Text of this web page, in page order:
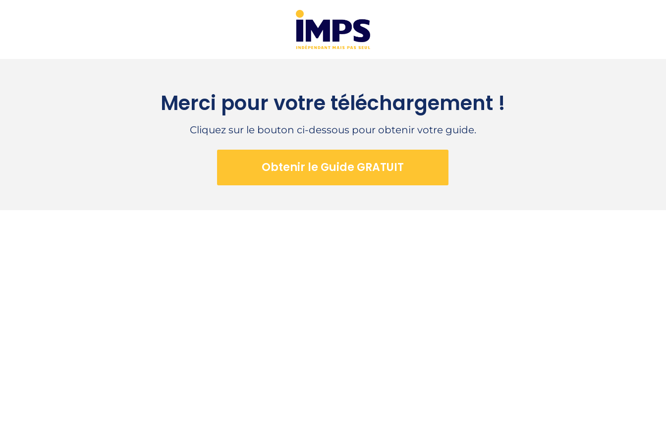
Merci pour votre téléchargement !
Cliquez sur le bouton ci-dessous pour obtenir votre guide.
Obtenir le Guide GRATUIT